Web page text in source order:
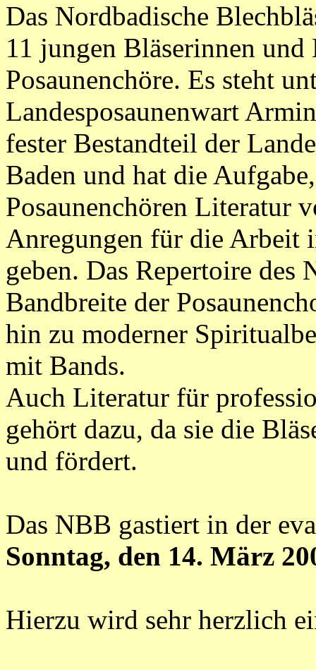
Das Nordbadische
11 jungen Bläserinnen und
Posaunenchöre. Es steht
Landesposaunenwart
fester Bestandteil der
Baden und hat die
Posaunenchören Literatur
Anregungen für die Arbeit
geben. Das Repertoire des
Bandbreite der
hin zu moderner
mit Bands.
Auch Literatur für
gehört dazu, da sie die
und fördert.
Das NBB gastiert in der
Sonntag, den 14. März
Hierzu wird sehr herzlich